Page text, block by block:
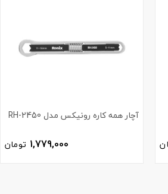
آچار همه کاره رونیکس مدل RH-2450
1,779,000 تومان